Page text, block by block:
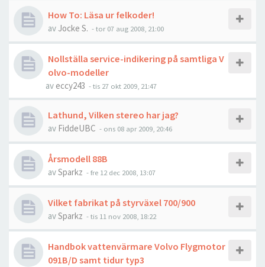
How To: Läsa ur felkoder!
av Jocke S. - tor 07 aug 2008, 21:00
Nollställa service-indikering på samtliga V
olvo-modeller
av eccy243 - tis 27 okt 2009, 21:47
Lathund, Vilken stereo har jag?
av FiddeUBC - ons 08 apr 2009, 20:46
Årsmodell 88B
avSparkz - fre 12 dec 2008, 13:07
Vilket fabrikat på styrväxel 700/900
avSparkz - tis 11 nov 2008, 18:22
Handbok vattenvärmare Volvo Flygmotor
091B/D samt tidur typ3